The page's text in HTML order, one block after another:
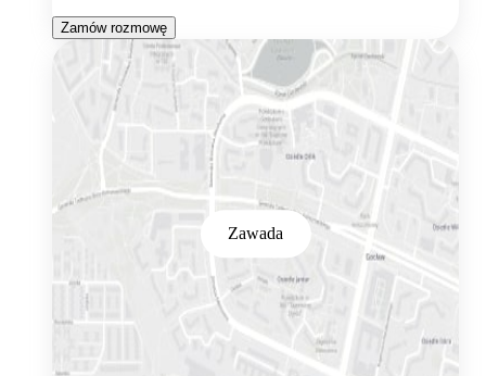
Zamów rozmowę
Zawada